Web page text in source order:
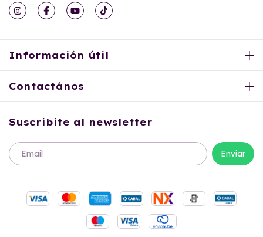
Información útil
Contactános
Suscribite al newsletter